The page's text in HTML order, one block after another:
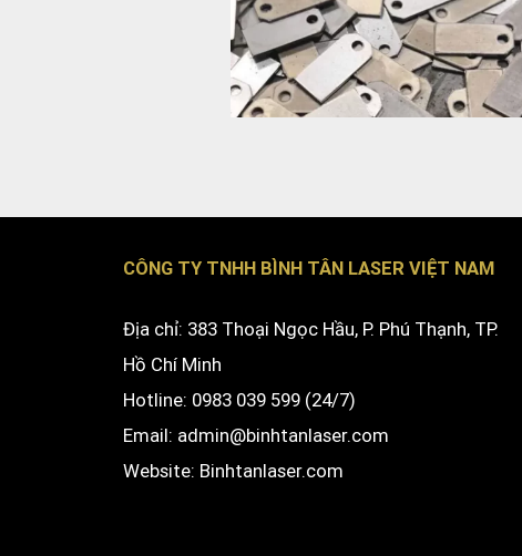
CÔNG TY TNHH BÌNH TÂN LASER VIỆT NAM
Địa chỉ: 383 Thoại Ngọc Hầu, P. Phú Thạnh, TP.
Hồ Chí Minh
Hotline: 0983 039 599 (24/7)
Email: admin@binhtanlaser.com
Website: Binhtanlaser.com